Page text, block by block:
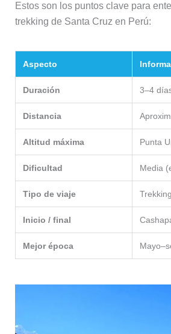
Estos son los puntos clave para
trekking de Santa Cruz en Perú:
Aspecto
Duración 3–4
Distancia
Altitud máxima Punta
Dificultad Media
Tipo de viaje
Inicio / final
Mejor época